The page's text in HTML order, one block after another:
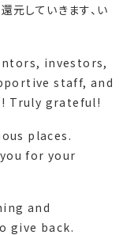
元していきます、い
investors,
staff, and
Truly grateful!
places.
for your
and
give back.